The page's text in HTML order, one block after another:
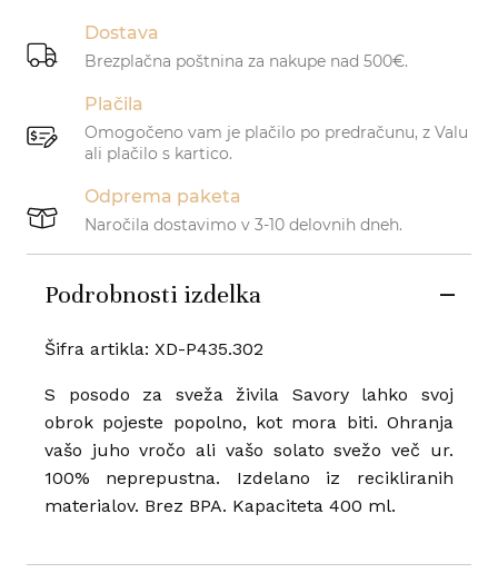
Dostava
Brezplačna poštnina za nakupe nad 500€.
Plačila
Omogočeno vam je plačilo po predračunu, z Valu
ali plačilo s kartico.
Odprema paketa
Naročila dostavimo v 3-10 delovnih dneh.
Podrobnosti izdelka
Šifra artikla: XD-P435.302
S posodo za sveža živila Savory lahko svoj
obrok pojeste popolno, kot mora biti. Ohranja
vašo juho vročo ali vašo solato svežo več ur.
100% neprepustna. Izdelano iz recikliranih
materialov. Brez BPA. Kapaciteta 400 ml.